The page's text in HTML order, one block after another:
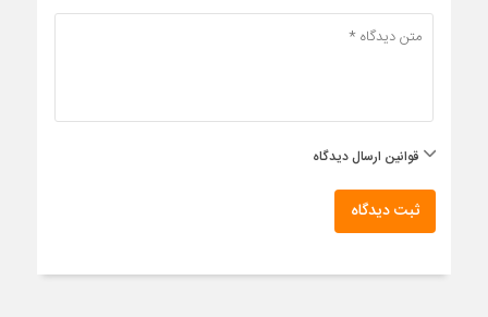
قوانین ارسال دیدگاه
ثبت دیدگاه